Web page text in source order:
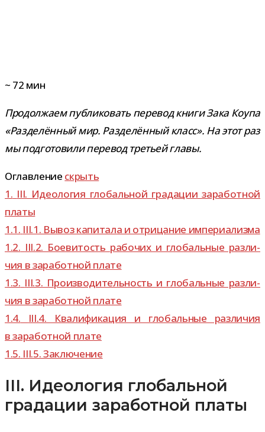
~ 72 мин
Продолжаем пуб­ли­ко­вать пере­вод книги Зака Коупа
«Разделённый мир. Разделённый класс». На этот раз
мы под­го­то­вили пере­вод тре­тьей главы.
Оглавление скрыть
1. III. Идеология гло­баль­ной гра­да­ции зара­бот­ной
платы
1.1. III.1. Вывоз капи­тала и отри­ца­ние империализма
1.2. III.2. Боевитость рабо­чих и гло­баль­ные раз­ли­
чия в зара­бот­ной плате
1.3. III.3. Производительность и гло­баль­ные раз­ли­
чия в зара­бот­ной плате
1.4.
III.4. Квалификация и гло­баль­ные раз­ли­чия
в зара­бот­ной плате
1.5. III.5. Заключение
III. Идеология глобальной
градации заработной платы